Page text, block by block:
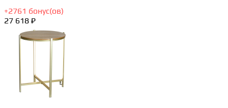
+2761 бонус(ов)
27 618 ₽